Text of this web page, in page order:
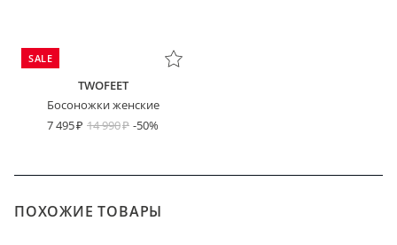
SALE
TWOFEET
Босоножки женские
7 495
14 990 -50%
ПОХОЖИЕ ТОВАРЫ